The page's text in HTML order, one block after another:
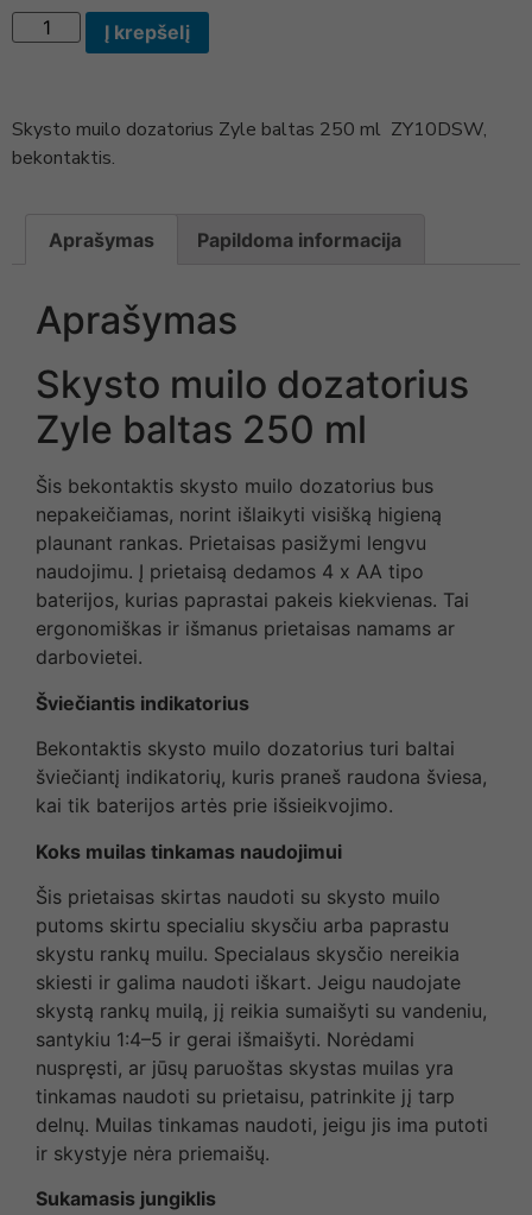
Į krepšelį
Skysto muilo dozatorius Zyle baltas 250 ml ZY10DSW,
bekontaktis.
Aprašymas Papildoma informacija
Aprašymas
Skysto muilo dozatorius
Zyle baltas 250 ml
Šis bekontaktis skysto muilo dozatorius bus
nepakeičiamas, norint išlaikyti visišką higieną
plaunant rankas. Prietaisas pasižymi lengvu
naudojimu. Į prietaisą dedamos 4 x AA tipo
baterijos, kurias paprastai pakeis kiekvienas. Tai
ergonomiškas ir išmanus prietaisas namams ar
darbovietei.
Šviečiantis indikatorius
Bekontaktis skysto muilo dozatorius turi baltai
šviečiantį indikatorių, kuris praneš raudona šviesa,
kai tik baterijos artės prie išsieikvojimo.
Koks muilas tinkamas naudojimui
Šis prietaisas skirtas naudoti su skysto muilo
putoms skirtu specialiu skysčiu arba paprastu
skystu rankų muilu. Specialaus skysčio nereikia
skiesti ir galima naudoti iškart. Jeigu naudojate
skystą rankų muilą, jį reikia sumaišyti su vandeniu,
santykiu 1:4–5 ir gerai išmaišyti. Norėdami
nuspręsti, ar jūsų paruoštas skystas muilas yra
tinkamas naudoti su prietaisu, patrinkite jį tarp
delnų. Muilas tinkamas naudoti, jeigu jis ima putoti
ir skystyje nėra priemaišų.
Sukamasis jungiklis